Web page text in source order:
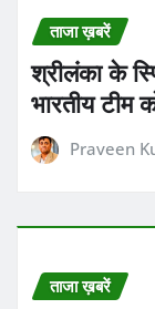
ताजा ख़बरें
श्रीलंका के
भारतीय टीम
Praveen
ताजा ख़बरें